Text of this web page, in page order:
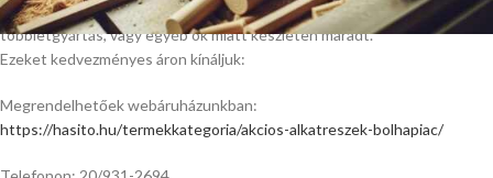
Rendszeresen van néhány alkatrészünk, ami vevői lemondás,
többletgyártás, vagy egyéb ok miatt készleten maradt.
Ezeket kedvezményes áron kínáljuk:
Megrendelhetőek webáruházunkban:
https://hasito.hu/termekkategoria/akcios-alkatreszek-bolhapiac/